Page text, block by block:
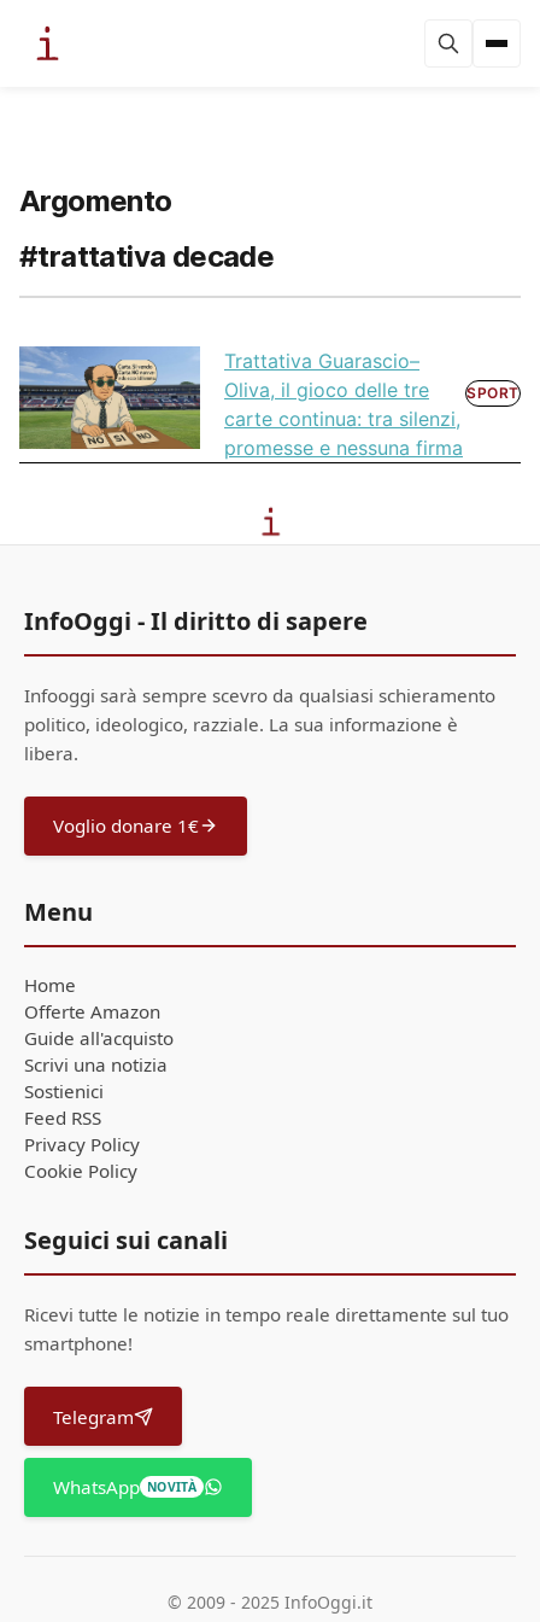
Argomento
#trattativa decade
Trattativa Guarascio–
Oliva, il gioco delle tre
carte continua: tra silenzi,
promesse e nessuna firma
SPORT
InfoOggi - Il diritto di sapere
Infooggi sarà sempre scevro da qualsiasi schieramento
politico, ideologico, razziale. La sua informazione è
libera.
Voglio donare 1€
Menu
Home
Offerte Amazon
Guide all'acquisto
Scrivi una notizia
Sostienici
Feed RSS
Privacy Policy
Cookie Policy
Seguici sui canali
Ricevi tutte le notizie in tempo reale direttamente sul tuo
smartphone!
Telegram
WhatsApp NOVITÀ
© 2009 - 2025 InfoOggi.it